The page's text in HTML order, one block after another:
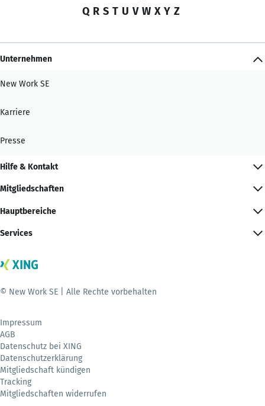
Q R S T U V W X Y Z
Unternehmen
New Work SE
Karriere
Presse
Hilfe & Kontakt
Mitgliedschaften
Hauptbereiche
Services
© New Work SE | Alle Rechte vorbehalten
Impressum
AGB
Datenschutz bei XING
Datenschutzerklärung
Mitgliedschaft kündigen
Tracking
Mitgliedschaften widerrufen